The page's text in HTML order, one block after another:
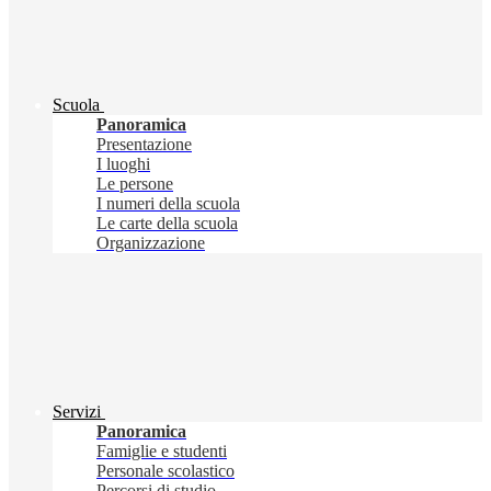
Scuola
Panoramica
Presentazione
I luoghi
Le persone
I numeri della scuola
Le carte della scuola
Organizzazione
Servizi
Panoramica
Famiglie e studenti
Personale scolastico